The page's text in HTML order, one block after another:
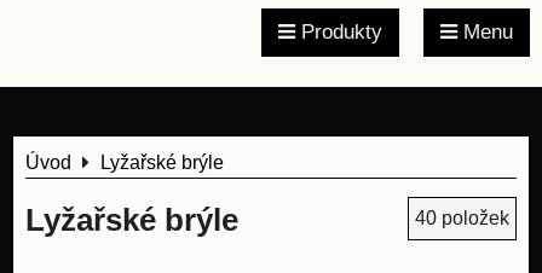
Produkty Menu
Úvod Lyžařské brýle
Lyžařské brýle 40 položek